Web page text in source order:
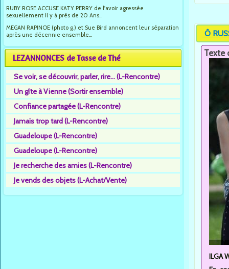
RUBY ROSE ACCUSE KATY PERRY de l'avoir agressée
sexuellement Il y à près de 20 Ans...
MEGAN RAPINOE (photo g.) et Sue Bird annoncent leur séparation
après une décennie ensemble...
LEZANNONCES de Tasse de Thé
Se voir, se découvrir, parler, rire... (L-Rencontre)
Un gîte à Vienne (Sortir ensemble)
Confiance partagée (L-Rencontre)
Jamais trop tard (L-Rencontre)
Guadeloupe (L-Rencontre)
Guadeloupe (L-Rencontre)
Je recherche des amies (L-Rencontre)
Je vends des objets (L-Achat/Vente)
Ô
Texte
ILGA